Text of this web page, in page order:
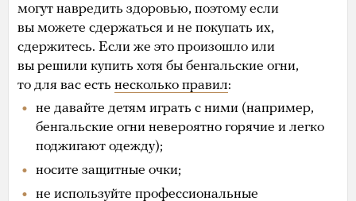
могут навредить здоровью, поэтому если
вы можете сдержаться и не покупать их,
сдержитесь. Если же это произошло или
вы решили купить хотя бы бенгальские огни,
то для вас есть несколько правил:
не давайте детям играть с ними (например,
бенгальские огни невероятно горячие и легко
поджигают одежду);
носите защитные очки;
не используйте профессиональные